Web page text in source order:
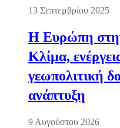
13 Σεπτεμβρίου 2025
Η Ευρώπη στην
Κλίμα,
γεωπολιτική
ανάπτυξη
9 Αυγούστου 2026